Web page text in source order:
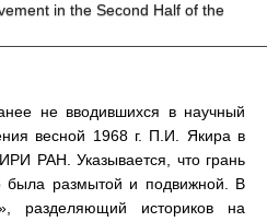
in the Second Half of the
не вводившихся в научный
весной 1968 г. П.И. Якира в
РАН. Указывается, что грань
была размытой и подвижной. В
разделяющий историков на